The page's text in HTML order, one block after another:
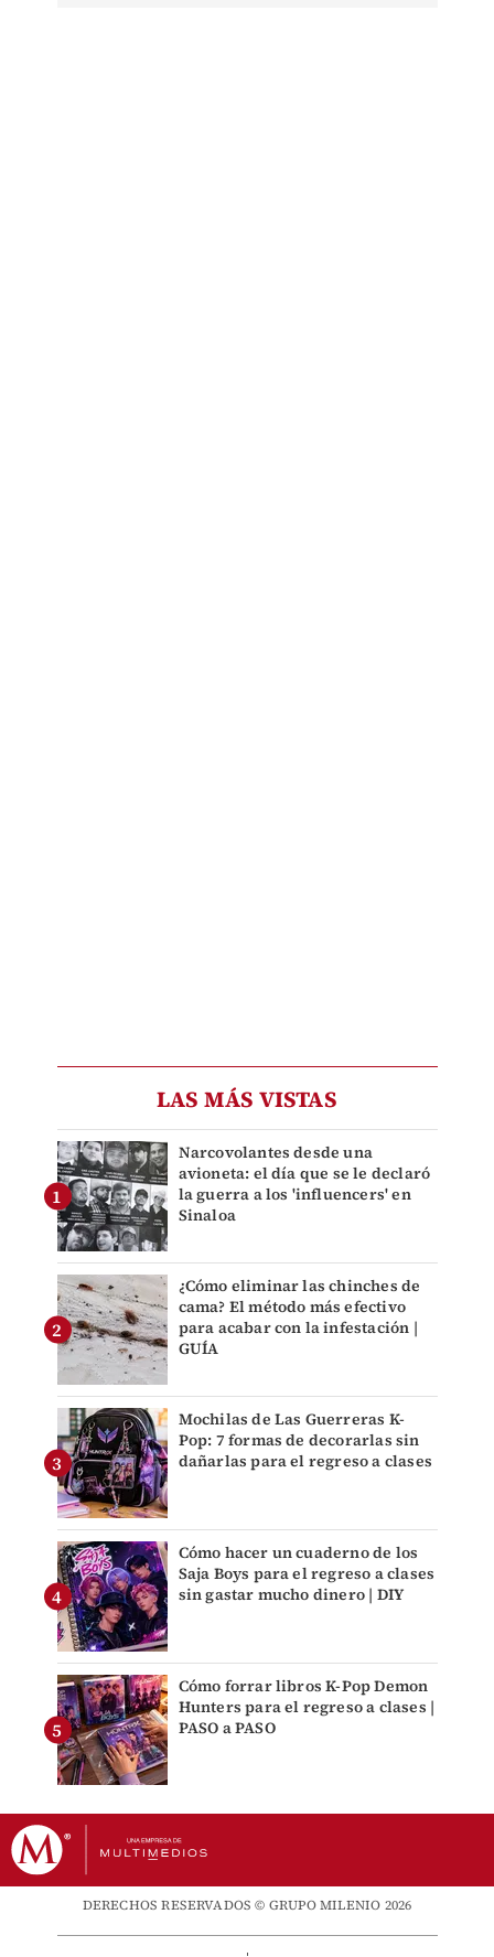
LAS MÁS VISTAS
Narcovolantes desde una
avioneta: el día que se le declaró
la guerra a los 'influencers' en
Sinaloa
¿Cómo eliminar las chinches de
cama? El método más efectivo
para acabar con la infestación |
GUÍA
Mochilas de Las Guerreras K-
Pop: 7 formas de decorarlas sin
dañarlas para el regreso a clases
Cómo hacer un cuaderno de los
Saja Boys para el regreso a clases
sin gastar mucho dinero | DIY
Cómo forrar libros K-Pop Demon
Hunters para el regreso a clases |
PASO a PASO
DERECHOS RESERVADOS © GRUPO MILENIO 2026